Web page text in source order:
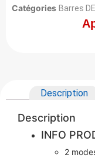
Catégories Barres
Description
Description
INFO
2